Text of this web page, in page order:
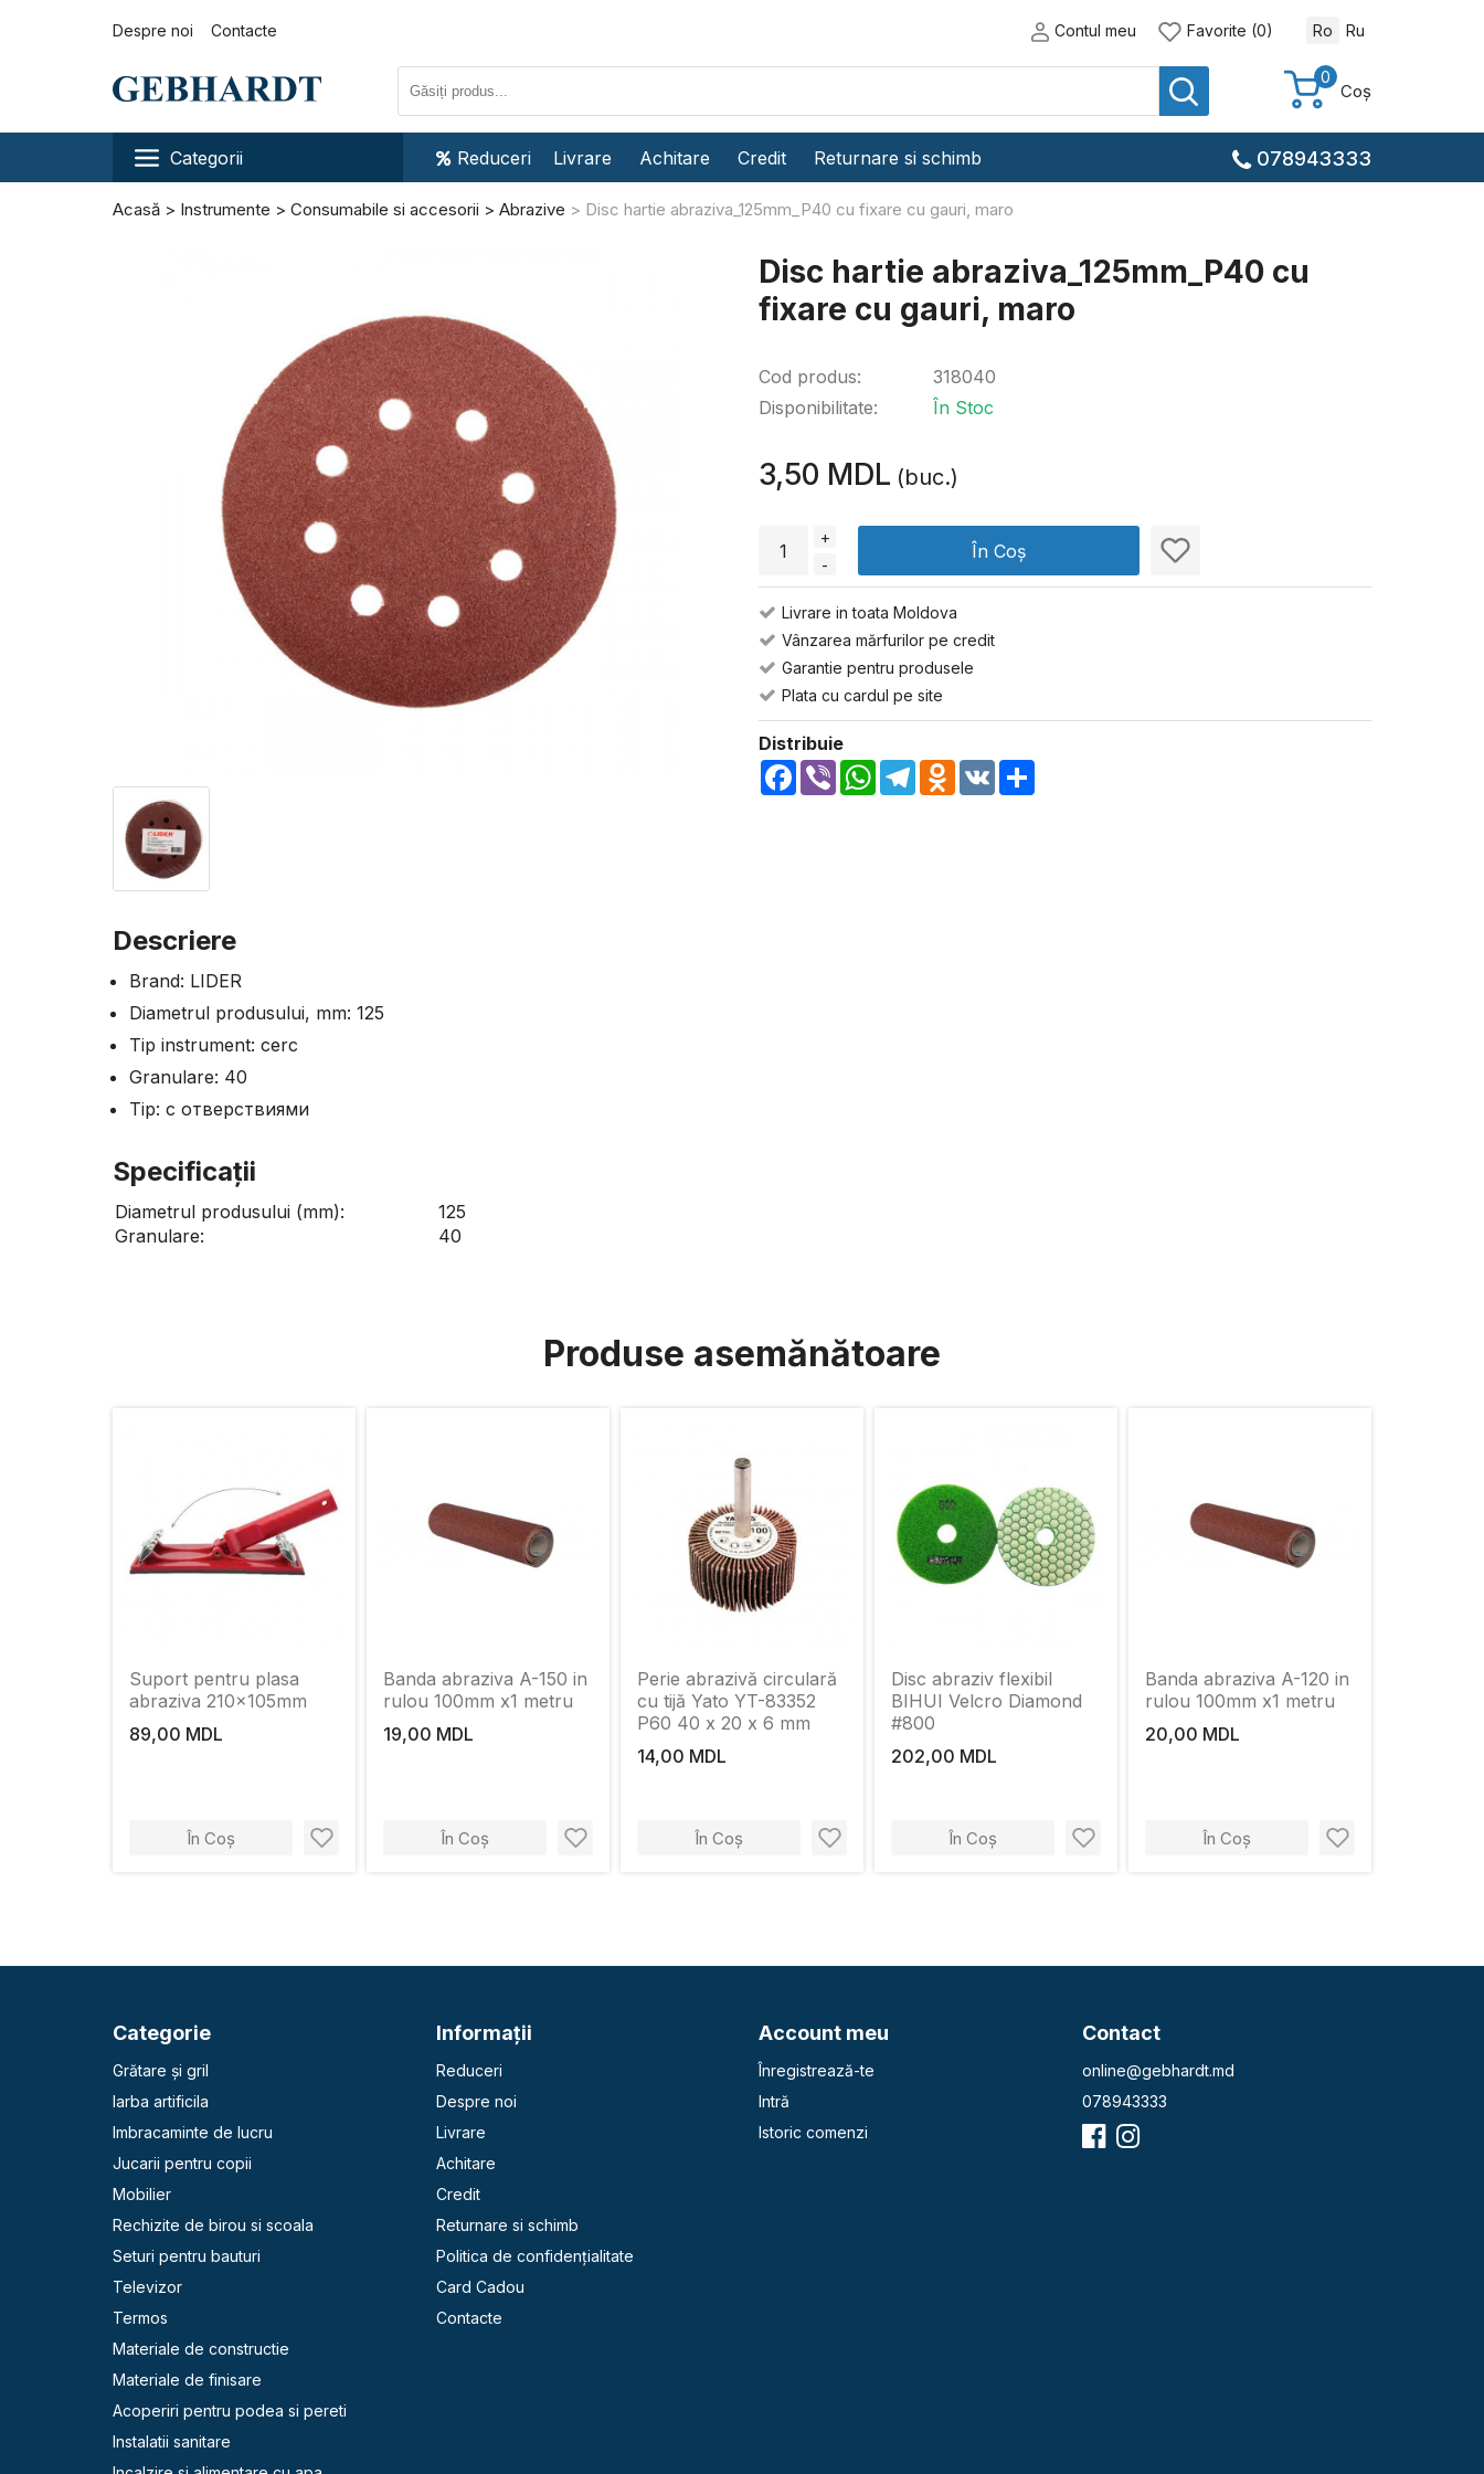
Despre noi Contacte Contul meu Favorite (0) Ro Ru
0
Coș
Categorii Reduceri Livrare Achitare Credit Returnare si schimb 078943333
Acasă Instrumente Consumabile si accesorii Abrazive Disc hartie abraziva_125mm_P40 cu fixare cu gauri, maro
Descriere
Brand: LIDER
Diametrul produsului, mm: 125
Tip instrument: cerc
Granulare: 40
Tip: с отверствиями
Specificaţii
Diametrul produsului (mm):
125
Granulare:
40
Disc hartie abraziva_125mm_P40 cu
fixare cu gauri, maro
Cod produs:
Disponibilitate:
318040
În Stoc
3,50 MDL (buc.)
+
-
În Coș
Livrare in toata Moldova
Vânzarea mărfurilor pe credit
Garantie pentru produsele
Plata cu cardul pe site
Distribuie
Facebook
Viber WhatsApp
TelegramOdnoklassniki
VK
Produse asemănătoare
Suport pentru plasa
abraziva 210x105mm
89,00 MDL
În Coș
Banda abraziva A-150 in
rulou 100mm х1 metru
19,00 MDL
În Coș
Perie abrazivă circulară
cu tijă Yato YT-83352
P60 40 x 20 x 6 mm
14,00 MDL
În Coș
Disc abraziv flexibil
BIHUI Velcro Diamond
#800
202,00 MDL
În Coș
Banda abraziva A-120 in
rulou 100mm х1 metru
20,00 MDL
În Coș
Categorie
Grătare și gril
Iarba artificila
Imbracaminte de lucru
Jucarii pentru copii
Mobilier
Rechizite de birou si scoala
Seturi pentru bauturi
Televizor
Termos
Materiale de constructie
Materiale de finisare
Acoperiri pentru podea si pereti
Instalatii sanitare
Informaţii
Reduceri
Despre noi
Livrare
Achitare
Credit
Returnare si schimb
Politica de confidențialitate
Card Cadou
Contacte
Account meu
Înregistrează-te
Intră
Istoric comenzi
Contact
online@gebhardt.md
078943333